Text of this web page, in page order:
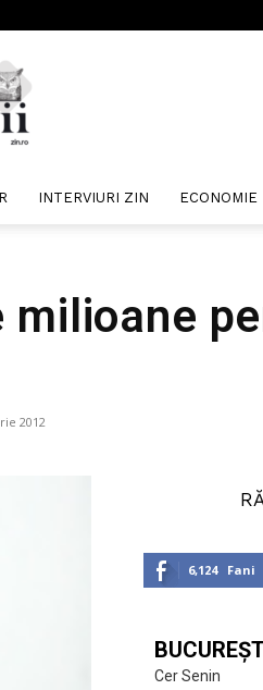
INTERVIURI ZIN ECONOMIE
milioane
2012
6,124 Fani
Cer Senin